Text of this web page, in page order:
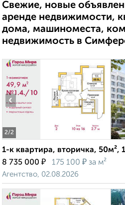
Свежие, новые
аренде недвижимости,
дома, машиноместа,
недвижимость в
2/2
‹
1-к квартира, вторичка, 50м²,
8 735 000 ₽ 175 100 ₽ за м²
Агентство, 02.08.2026